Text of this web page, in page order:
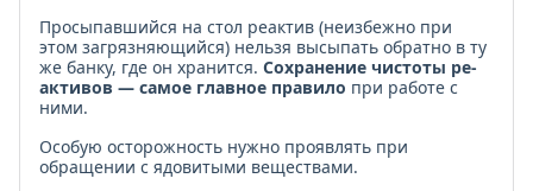
Просыпавшийся на стол реактив (неизбежно при
этом загрязняющийся) нельзя высыпать обратно в ту
же банку, где он хранится. Сохранение чистоты ре­
активов — самое главное правило при работе с
ними.
Особую осторожность нужно проявлять при
обращении с ядовитыми веществами.